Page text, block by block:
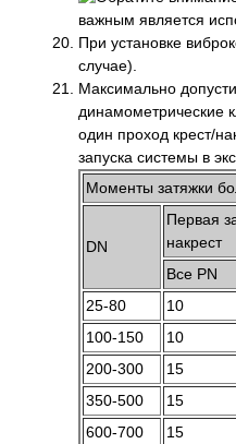
При установке
случае).
Максимально
динамометрические
один проход крест/
запуска системы в
Моменты затяжки
DN
Первая
накрест
Все PN
25-80
10
100-150
10
200-300
15
350-500
15
600-700
15